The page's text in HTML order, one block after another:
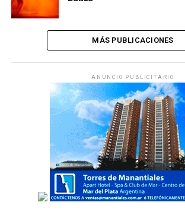
MÁS PUBLICACIONES
ANUNCIO PUBLICITARIO